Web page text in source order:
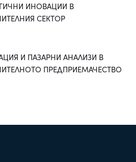
ИНОВАЦИИ В
СЕКТОР
И ПАЗАРНИ АНАЛИЗИ В
ПРЕДПРИЕМАЧЕСТВО